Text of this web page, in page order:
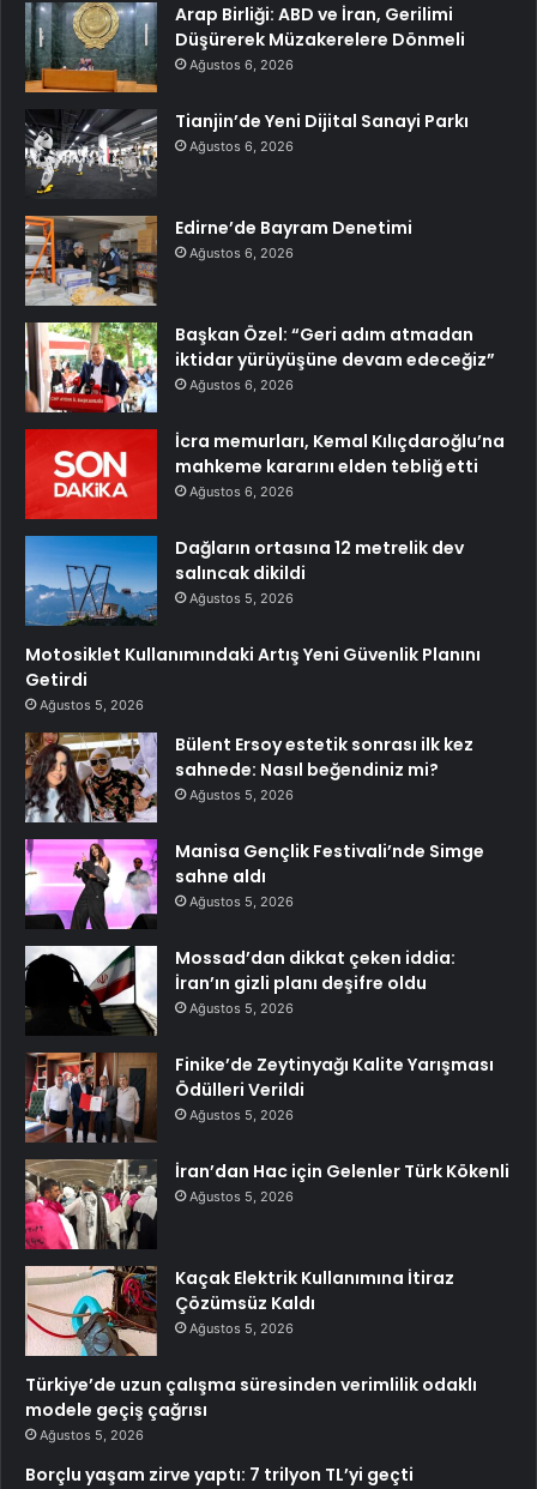
Arap Birliği: ABD ve İran, Gerilimi
Düşürerek Müzakerelere Dönmeli
Ağustos 6, 2026
Tianjin’de Yeni Dijital Sanayi Parkı
Ağustos 6, 2026
Edirne’de Bayram Denetimi
Ağustos 6, 2026
Başkan Özel: “Geri adım atmadan
iktidar yürüyüşüne devam edeceğiz”
Ağustos 6, 2026
İcra memurları, Kemal Kılıçdaroğlu’na
mahkeme kararını elden tebliğ etti
Ağustos 6, 2026
Dağların ortasına 12 metrelik dev
salıncak dikildi
Ağustos 5, 2026
Motosiklet Kullanımındaki Artış Yeni Güvenlik Planını
Getirdi
Ağustos 5, 2026
Bülent Ersoy estetik sonrası ilk kez
sahnede: Nasıl beğendiniz mi?
Ağustos 5, 2026
Manisa Gençlik Festivali’nde Simge
sahne aldı
Ağustos 5, 2026
Mossad’dan dikkat çeken iddia:
İran’ın gizli planı deşifre oldu
Ağustos 5, 2026
Finike’de Zeytinyağı Kalite Yarışması
Ödülleri Verildi
Ağustos 5, 2026
İran’dan Hac için Gelenler Türk Kökenli
Ağustos 5, 2026
Kaçak Elektrik Kullanımına İtiraz
Çözümsüz Kaldı
Ağustos 5, 2026
Türkiye’de uzun çalışma süresinden verimlilik odaklı
modele geçiş çağrısı
Ağustos 5, 2026
Borçlu yaşam zirve yaptı: 7 trilyon TL’yi geçti